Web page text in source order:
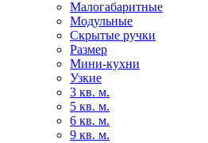
Малогабаритные
Модульные
Скрытые ручки
Размер
Мини-кухни
Узкие
3 кв. м.
5 кв. м.
6 кв. м.
9 кв. м.